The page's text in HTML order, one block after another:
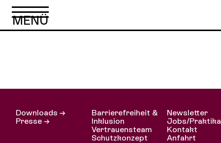
Downloads →
Presse →
Barrierefreiheit &
Inklusion
Vertrauensteam
Schutzkonzept
Newsletter
Jobs/Praktika
Kontakt
Anfahrt